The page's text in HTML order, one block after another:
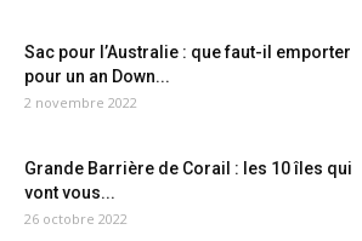
Sac pour l’Australie : que faut-il emporter
pour un an Down...
2 novembre 2022
Grande Barrière de Corail : les 10 îles qui
vont vous...
26 octobre 2022